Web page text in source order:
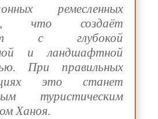
ремесленных
что создаёт
с глубокой
и ландшафтной
При правильных
это станет
туристическим
Ханоя.